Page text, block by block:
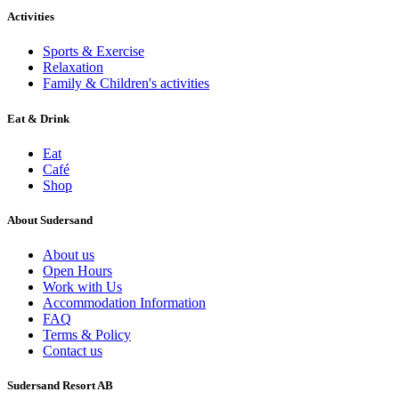
Activities
Sports & Exercise
Relaxation
Family & Children's activities
Eat & Drink
Eat
Café
Shop
About Sudersand
About us
Open Hours
Work with Us
Accommodation Information
FAQ
Terms & Policy
Contact us
Sudersand Resort AB